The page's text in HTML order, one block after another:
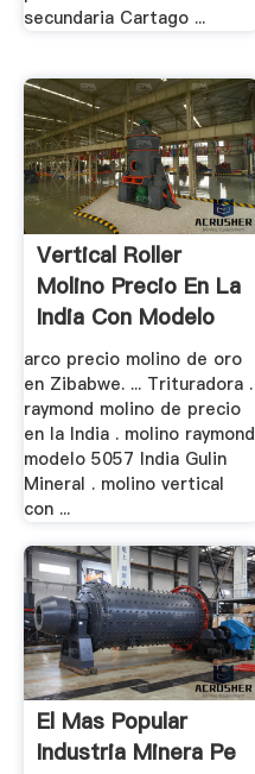
secundaria Cartago ...
Vertical Roller
Molino Precio En La
India Con Modelo
arco precio molino de oro
en Zibabwe. ... Trituradora .
raymond molino de precio
en la India . molino raymond
modelo 5057 India Gulin
Mineral . molino vertical
con ...
El Mas Popular
Industria Minera Pe